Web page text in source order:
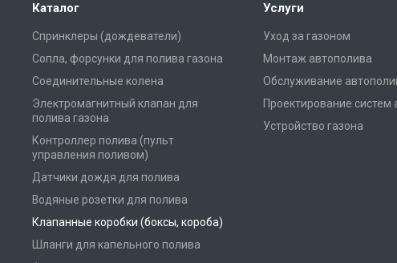
Каталог
Спринклеры (дождеватели)
Сопла, форсунки для полива газона
Соединительные колена
Электромагнитный клапан для
полива газона
Контроллер полива (пульт
управления поливом)
Датчики дождя для полива
Водяные розетки для полива
Клапанные коробки (боксы, короба)
Шланги для капельного полива
Услуги
Уход за газоном
Монтаж автополива
Обслуживание
Проектирование систем
Устройство газона